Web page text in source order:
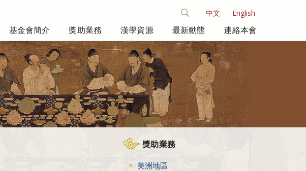
中文 English
基金會簡介 獎助業務 漢學資源 最新動態 連絡本會
獎助業務
美洲地區